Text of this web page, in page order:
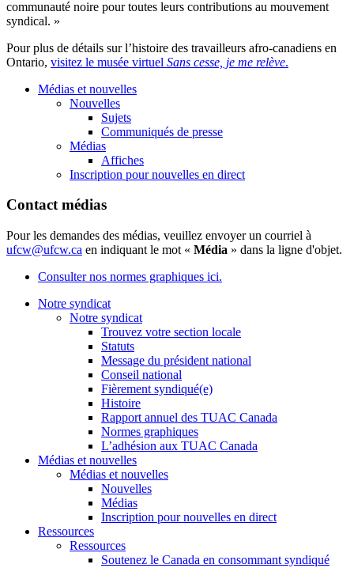
communauté noire pour toutes leurs contributions au mouvement
syndical. »
Pour plus de détails sur l’histoire des travailleurs afro-canadiens en
Ontario, visitez le musée virtuel Sans cesse, je me relève.
Médias et nouvelles
Nouvelles
Sujets
Communiqués de presse
Médias
Affiches
Inscription pour nouvelles en direct
Contact médias
Pour les demandes des médias, veuillez envoyer un courriel à
ufcw@ufcw.ca en indiquant le mot « Média » dans la ligne d'objet.
Consulter nos normes graphiques ici.
Notre syndicat
Notre syndicat
Trouvez votre section locale
Statuts
Message du président national
Conseil national
Fièrement syndiqué(e)
Histoire
Rapport annuel des TUAC Canada
Normes graphiques
L’adhésion aux TUAC Canada
Médias et nouvelles
Médias et nouvelles
Nouvelles
Médias
Inscription pour nouvelles en direct
Ressources
Ressources
Soutenez le Canada en consommant syndiqué